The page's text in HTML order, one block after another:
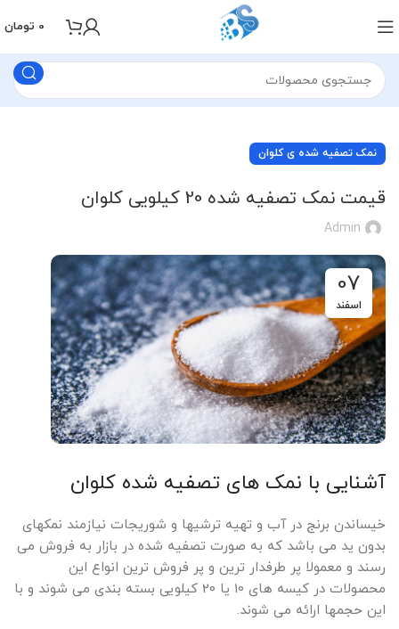
0 تومان
نمک تصفیه شده ی کلوان
قیمت نمک تصفیه شده 20 کیلویی کلوان
Admin
07
اسفند
آشنایی با نمک های تصفیه شده کلوان
خیساندن برنج در آب و تهیه ترشیها و شوریجات نیازمند نمکهای
بدون ید می باشد که به صورت تصفیه شده در بازار به فروش می
رسند و معمولا پر طرفدار ترین و پر فروش ترین انواع این
محصولات در کیسه های 10 یا 20 کیلویی بسته بندی می شوند و با
این حجمها ارائه می شوند.